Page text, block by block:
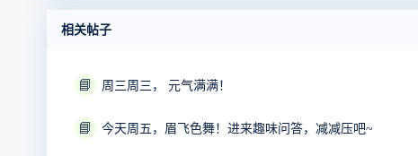
相关帖子
📘 周三周三， 元气满满！ ​
📘 今天周五，眉飞色舞！进来趣味问答，减减压吧~